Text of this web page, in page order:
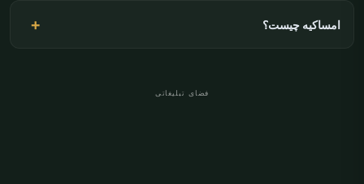
امساکیه چیست؟
فضای تبلیغاتی